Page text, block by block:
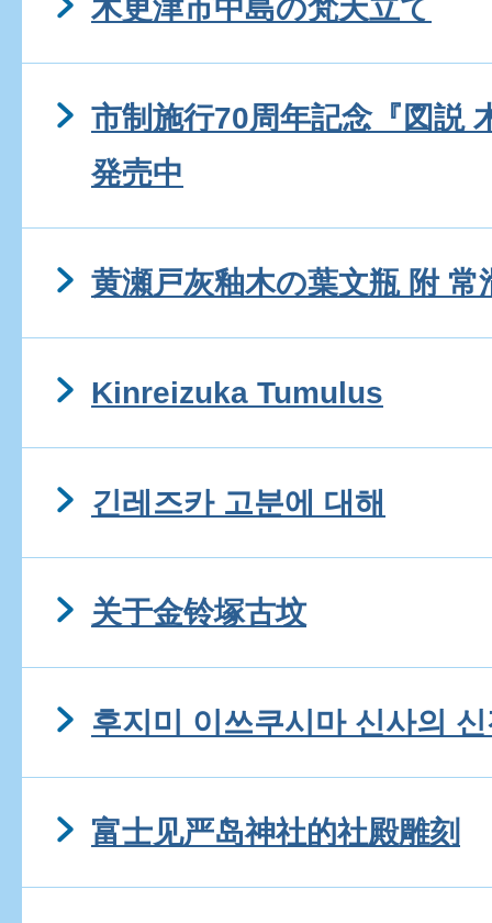
木更津市中島の梵天立て
市制施行70周年記念『図説
発売中
黄瀬戸灰釉木の葉文瓶 附 常
Kinreizuka Tumulus
긴레즈카 고분에 대해
关于金铃塚古坟
후지미 이쓰쿠시마 신사의
富士见严岛神社的社殿雕刻